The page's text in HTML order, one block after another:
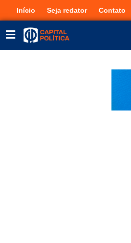
Início Seja redator Contato